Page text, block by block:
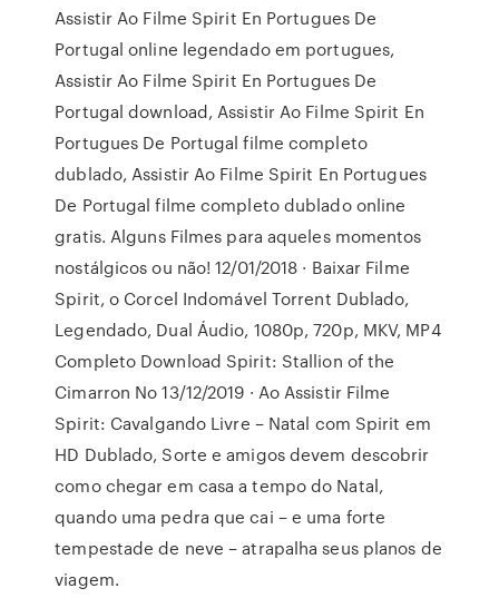
Assistir Ao Filme Spirit En Portugues De
Portugal online legendado em portugues,
Assistir Ao Filme Spirit En Portugues De
Portugal download, Assistir Ao Filme Spirit En
Portugues De Portugal filme completo
dublado, Assistir Ao Filme Spirit En Portugues
De Portugal filme completo dublado online
gratis. Alguns Filmes para aqueles momentos
nostálgicos ou não! 12/01/2018 · Baixar Filme
Spirit, o Corcel Indomável Torrent Dublado,
Legendado, Dual Áudio, 1080p, 720p, MKV, MP4
Completo Download Spirit: Stallion of the
Cimarron No 13/12/2019 · Ao Assistir Filme
Spirit: Cavalgando Livre – Natal com Spirit em
HD Dublado, Sorte e amigos devem descobrir
como chegar em casa a tempo do Natal,
quando uma pedra que cai – e uma forte
tempestade de neve – atrapalha seus planos de
viagem.